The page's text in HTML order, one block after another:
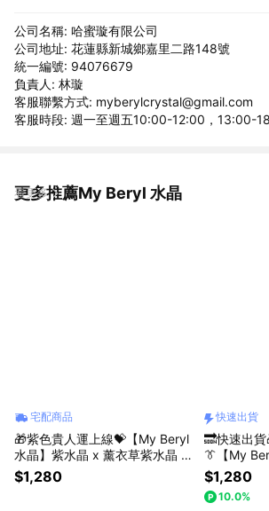
公司名稱: 哈蜜璇有限公司
公司地址: 花蓮縣新城鄉嘉里二路148號
統一編號: 94076679
負責人: 林璇
客服聯繫方式: myberylcrystal@gmail.com
客服時段: 週一至週五10:00-12:00，13:00-
更多推薦My Beryl 水晶
看更多
宅配商品
🎁紫色貴人運上線💝【My Beryl
水晶】紫水晶 x 薰衣草紫水晶 x
白水晶 x 紫水晶小狐仙【紫狐靈
願・白晶守護】水晶手鍊 #智慧
$1,280
快速出貨
🔜快速出
👔【My
金曜石貔貅
【曜金守財
鍊 #男款 #
$1,280
10.0%